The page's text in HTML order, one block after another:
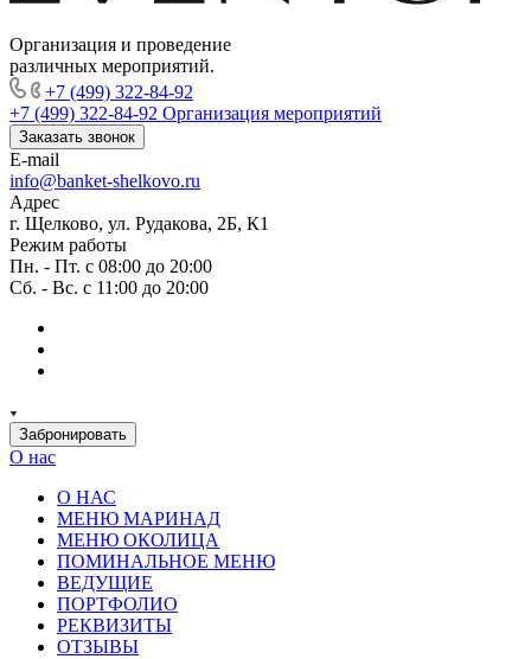
Организация и проведение
различных мероприятий.
+7 (499) 322-84-92
+7 (499) 322-84-92 Организация мероприятий
Заказать звонок
E-mail
info@banket-shelkovo.ru
Адрес
г. Щелково, ул. Рудакова, 2Б, К1
Режим работы
Пн. - Пт. с 08:00 до 20:00
Сб. - Вс. с 11:00 до 20:00
Забронировать
О нас
О НАС
МЕНЮ МАРИНАД
МЕНЮ ОКОЛИЦА
ПОМИНАЛЬНОЕ МЕНЮ
ВЕДУЩИЕ
ПОРТФОЛИО
РЕКВИЗИТЫ
ОТЗЫВЫ